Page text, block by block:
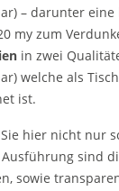
– darunter
my zum
in zwei
welche als
ist.
hier nicht nur
sind
sowie